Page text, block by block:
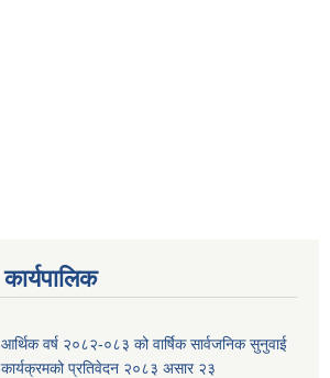
कार्यपालिक
आर्थिक वर्ष २०८२-०८३ को वार्षिक सार्वजनिक सुनुवाई
कार्यक्रमको प्रतिवेदन २०८३ असार २३